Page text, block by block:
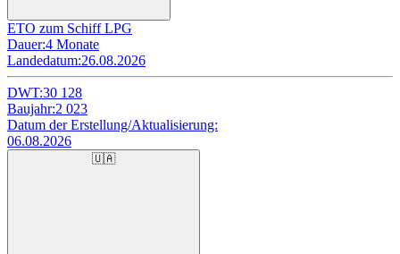
ETO zum Schiff LPG
Dauer:4 Monate
Landedatum:26.08.2026
DWT:30 128
Baujahr:2 023
Datum der Erstellung/Aktualisierung:
06.08.2026
🇺🇦